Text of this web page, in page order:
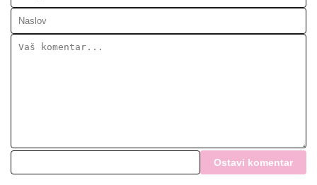
Ostavi komentar